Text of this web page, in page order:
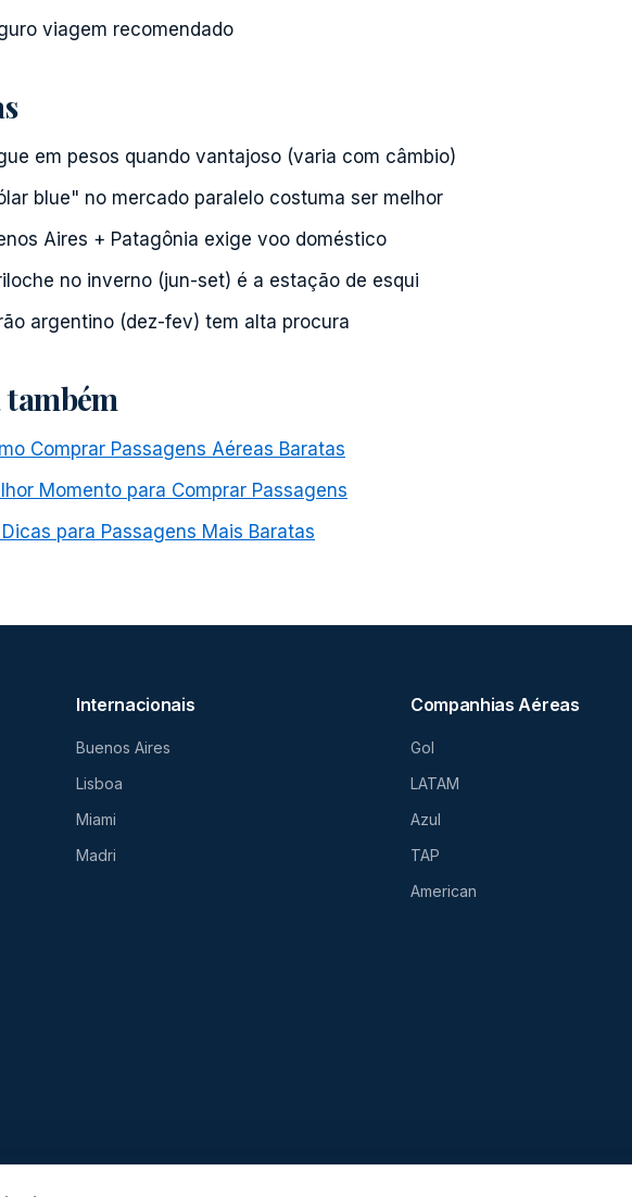
viagem recomendado
em pesos quando vantajoso (varia com câmbio)
blue" no mercado paralelo costuma ser melhor
Aires + Patagônia exige voo doméstico
no inverno (jun-set) é a estação de esqui
argentino (dez-fev) tem alta procura
também
Comprar Passagens Aéreas Baratas
Momento para Comprar Passagens
para Passagens Mais Baratas
Internacionais
Buenos Aires
Lisboa
Miami
Madri
Companhias Aéreas
Gol
LATAM
Azul
TAP
American